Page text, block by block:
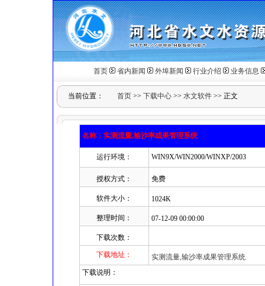
首页 省内新闻 外埠新闻 行业介绍 业务信息
当前位置： 首页 >> 下载中心 >> 水文软件 >> 正文
名称：实测流量,输沙率成果管理系统
运行环境： WIN9X/WIN2000/WINXP/2003
授权方式： 免费
软件大小： 1024K
整理时间： 07-12-09 00:00:00
下载次数：
下载地址：
实测流量,输沙率成果管理系统
下载说明：